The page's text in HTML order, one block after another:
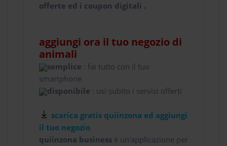
offerte ed i coupon digitali .
aggiungi ora il tuo negozio di
animali
semplice : fai tutto con il tuo
smartphone
disponibile : usi subito i servizi offerti
scarica gratis quiinzona ed aggiungi
il tuo negozio
quiinzona business è un'applicazione per